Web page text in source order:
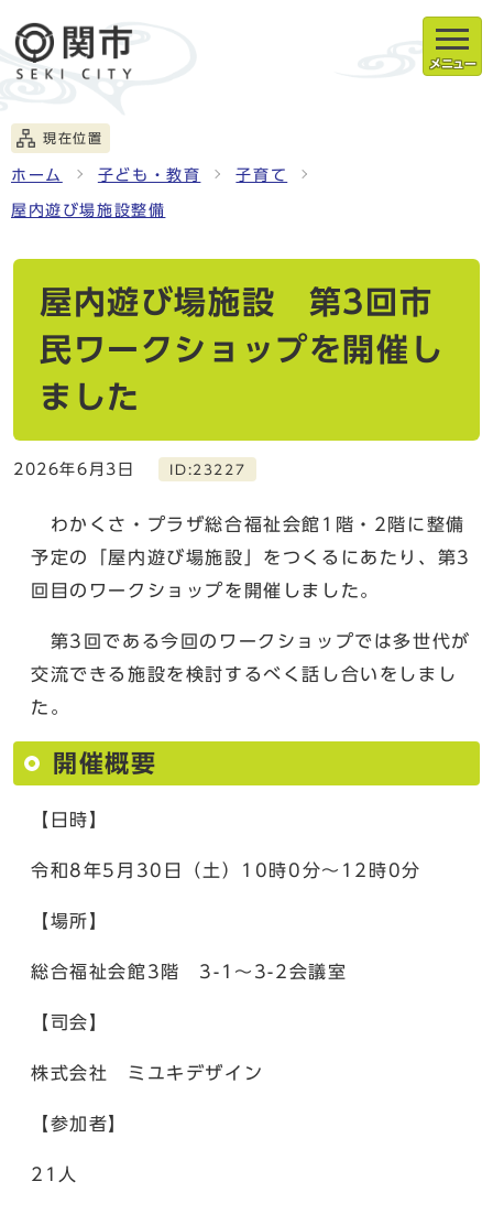
メニュー
現在位置
ホーム 子ども・教育 子育て
屋内遊び場施設整備
屋内遊び場施設 第3回市
民ワークショップを開催し
ました
2026年6月3日 ID:23227
わかくさ・プラザ総合福祉会館1階・2階に整備
予定の「屋内遊び場施設」をつくるにあたり、第3
回目のワークショップを開催しました。
第3回である今回のワークショップでは多世代が
交流できる施設を検討するべく話し合いをしまし
た。
開催概要
【日時】
令和8年5月30日（土）10時0分〜12時0分
【場所】
総合福祉会館3階 3-1〜3-2会議室
【司会】
株式会社 ミユキデザイン
【参加者】
21人